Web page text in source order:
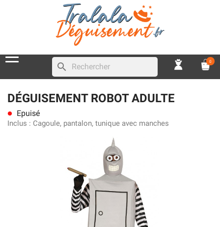
search 0
DÉGUISEMENT ROBOT ADULTE
lens Epuisé
Inclus : Cagoule, pantalon, tunique avec manches